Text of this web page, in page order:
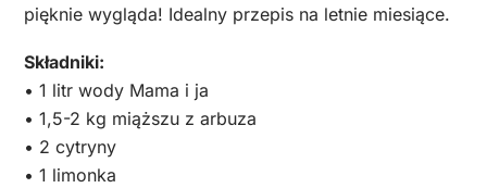
pięknie wygląda! Idealny przepis na letnie miesiące.
Składniki:
• 1 litr wody Mama i ja
• 1,5-2 kg miąższu z arbuza
• 2 cytryny
• 1 limonka